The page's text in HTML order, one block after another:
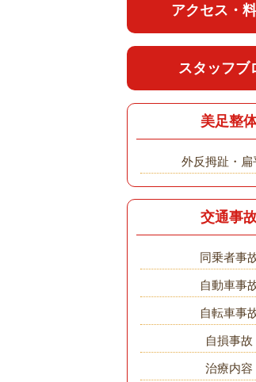
アクセス・
スタッフブ
美足整
外反拇趾・扁
交通事
同乗者事
自動車事
自転車事
自損事故
治療内容